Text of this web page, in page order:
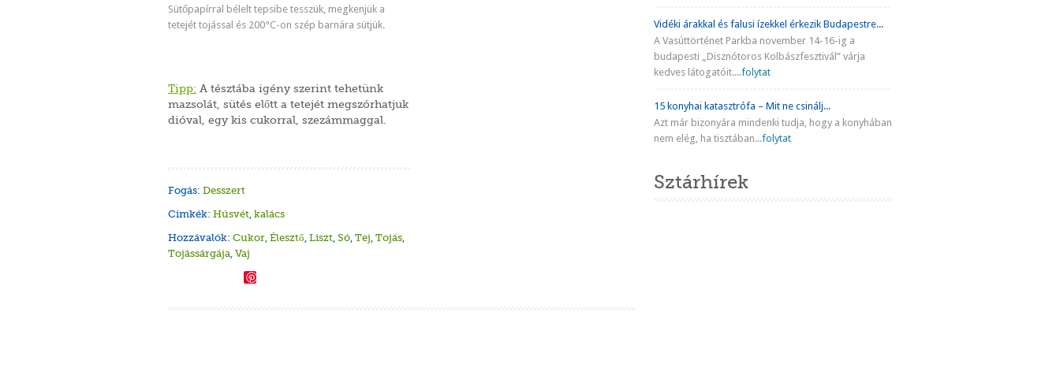
Sütőpapírral bélelt tepsibe tesszük, megkenjük a
tetejét tojással és 200°C-on szép barnára sütjük.
Tipp: A tésztába igény szerint tehetünk
mazsolát, sütés előtt a tetejét megszórhatjuk
dióval, egy kis cukorral, szezámmaggal.
Fogás: Desszert
Cimkék: Húsvét, kalács
Hozzávalók: Cukor, Élesztő, Liszt, Só, Tej, Tojás,
Tojássárgája, Vaj
Vidéki árakkal és falusi ízekkel érkezik Budapestre...
A Vasúttörténet Parkba november 14-16-ig a
budapesti „Disznótoros Kolbászfesztivál” várja
kedves látogatóit....folytat
15 konyhai katasztrófa – Mit ne csinálj...
Azt már bizonyára mindenki tudja, hogy a konyhában
nem elég, ha tisztában...folytat
Sztárhírek